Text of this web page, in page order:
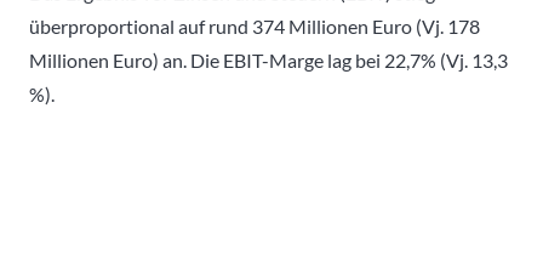
überproportional auf rund 374 Millionen Euro (Vj. 178
Millionen Euro) an. Die EBIT-Marge lag bei 22,7% (Vj. 13,3
%).